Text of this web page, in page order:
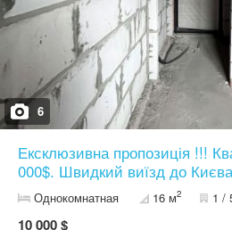
6
Ексклюзивна пропозиція !!!
000$. Швидкий виїзд до Києва
Однокомнатная 16 м2 1 /
10 000 $